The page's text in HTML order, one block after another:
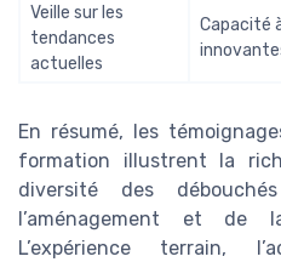
Veille sur les
tendances
actuelles
Capacité
En résumé, les
formation illustrent la
diversité des
l’aménagement et de
L’expérience terrain,